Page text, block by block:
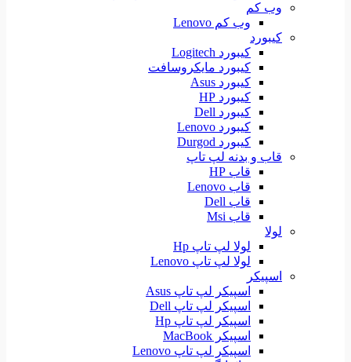
وب کم
وب کم Lenovo
کیبورد
کیبورد Logitech
کیبورد مایکروسافت
کیبورد Asus
کیبورد HP
کیبورد Dell
کیبورد Lenovo
کیبورد Durgod
قاب و بدنه لپ تاپ
قاب HP
قاب Lenovo
قاب Dell
قاب Msi
لولا
لولا لپ تاپ Hp
لولا لپ تاپ Lenovo
اسپیکر
اسپیکر لپ تاپ Asus
اسپیکر لپ تاپ Dell
اسپیکر لپ تاپ Hp
اسپیکر MacBook
اسپیکر لپ تاپ Lenovo